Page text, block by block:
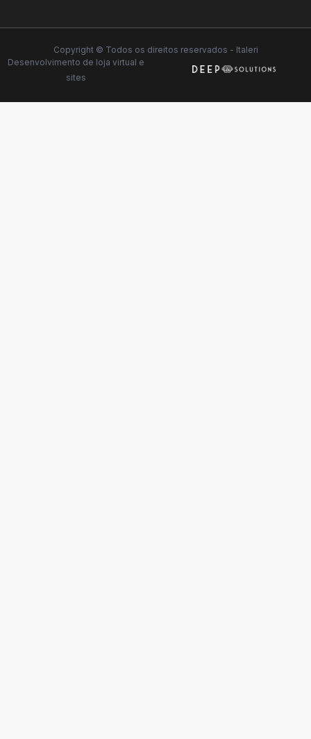
Copyright © Todos os direitos reservados - Italeri
Desenvolvimento de loja virtual e
sites